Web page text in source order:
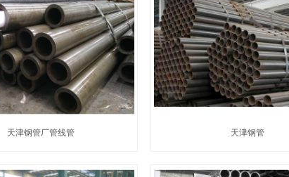
天津钢管厂管线管 天津钢管